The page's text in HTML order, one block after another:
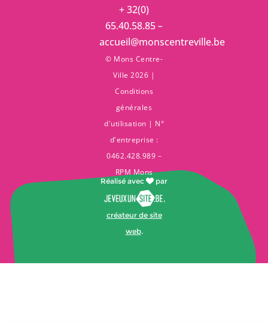
+ 32(0)
65.40.58.85 –
accueil@monscentreville.be
© Mons Centre-
Ville 2026 |
Conditions
générales
d'utilisation | N°
d'entreprise :
0462.428.989 –
RPM Mons
Réalisé avec par
,
créateur de site
web.